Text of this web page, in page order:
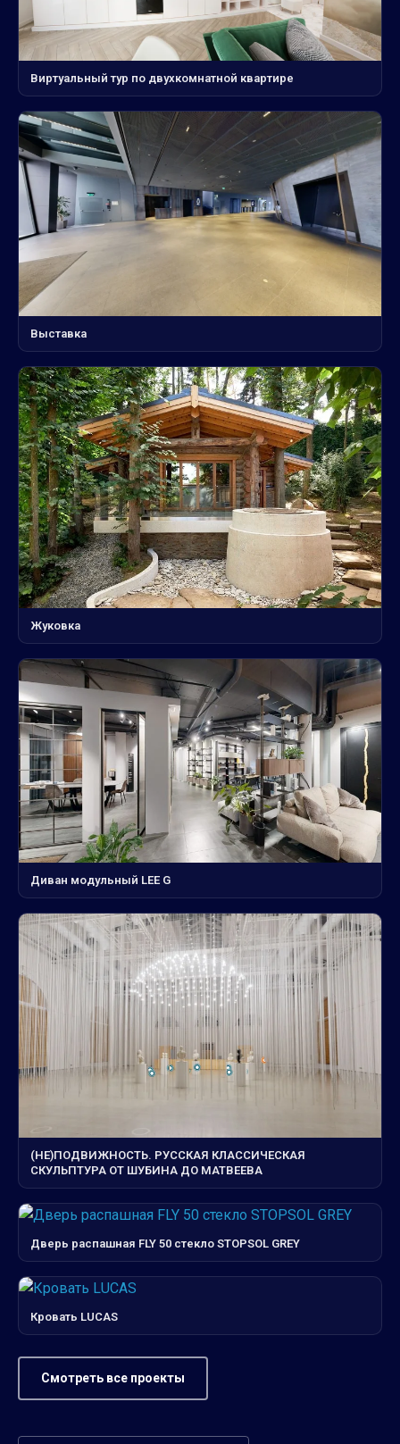
Виртуальный тур по двухкомнатной квартире
Выставка
Жуковка
Диван модульный LEE G
(НЕ)ПОДВИЖНОСТЬ. РУССКАЯ КЛАССИЧЕСКАЯ
СКУЛЬПТУРА ОТ ШУБИНА ДО МАТВЕЕВА
Дверь распашная FLY 50 стекло STOPSOL GREY
Кровать LUCAS
Смотреть все проекты